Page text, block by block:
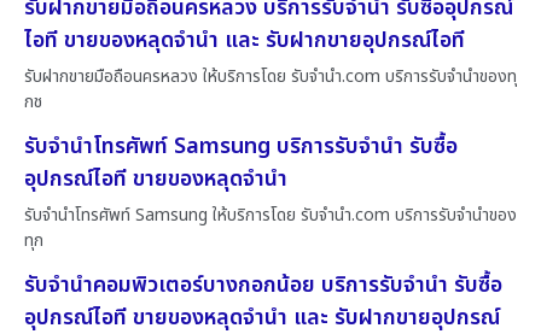
รับฝากขายมือถือนครหลวง บริการรับจำนำ รับซื้ออุปกรณ์
ไอที ขายของหลุดจำนำ และ รับฝากขายอุปกรณ์ไอที
รับฝากขายมือถือนครหลวง ให้บริการโดย รับจํานํา.com บริการรับจำนำของทุ
กช
รับจำนำโทรศัพท์ Samsung บริการรับจำนำ รับซื้อ
อุปกรณ์ไอที ขายของหลุดจำนำ
รับจำนำโทรศัพท์ Samsung ให้บริการโดย รับจํานํา.com บริการรับจำนำของ
ทุก
รับจำนำคอมพิวเตอร์บางกอกน้อย บริการรับจำนำ รับซื้อ
อุปกรณ์ไอที ขายของหลุดจำนำ และ รับฝากขายอุปกรณ์